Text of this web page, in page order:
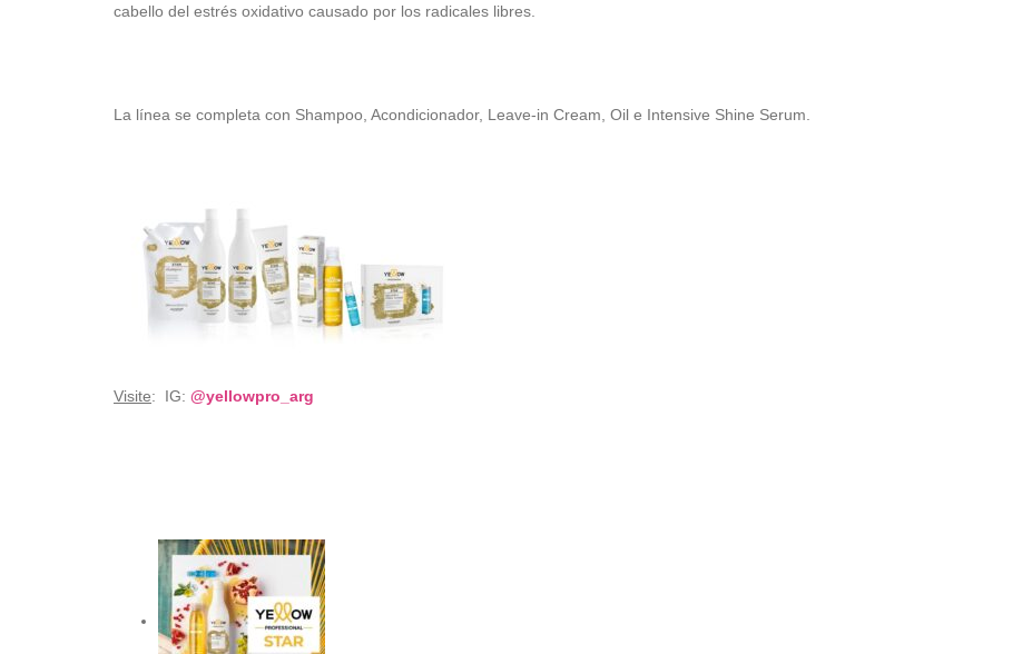
cabello del estrés oxidativo causado por los radicales libres.
La línea se completa con Shampoo, Acondicionador, Leave-in Cream, Oil e Intensive Shine Serum.
Visite: IG: @yellowpro_arg